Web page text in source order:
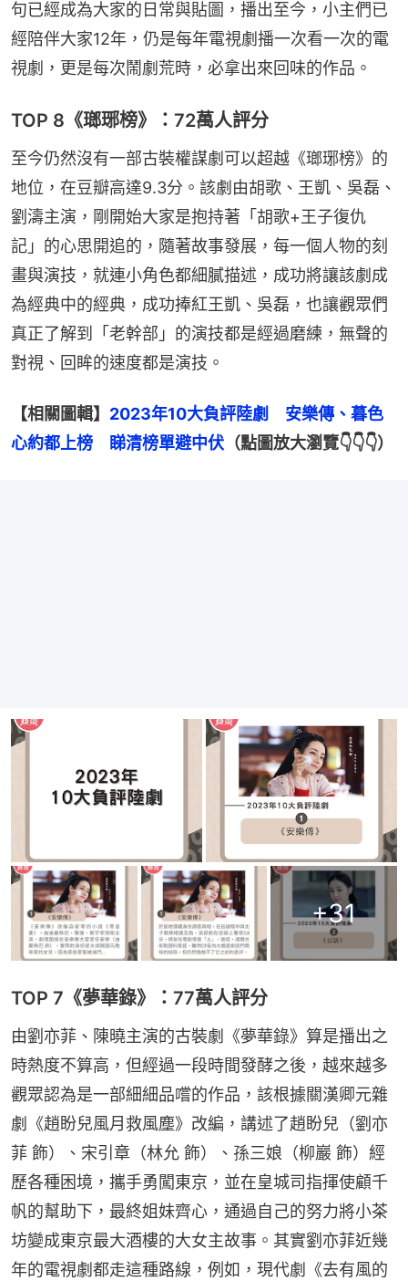
句已經成為大家的日常與貼圖，播出至今，小主們已
經陪伴大家12年，仍是每年電視劇播一次看一次的電
視劇，更是每次鬧劇荒時，必拿出來回味的作品。
TOP 8《瑯琊榜》：72萬人評分
至今仍然沒有一部古裝權謀劇可以超越《瑯琊榜》的
地位，在豆瓣高達9.3分。該劇由胡歌、王凱、吳磊、
劉濤主演，剛開始大家是抱持著「胡歌+王子復仇
記」的心思開追的，隨著故事發展，每一個人物的刻
畫與演技，就連小角色都細膩描述，成功將讓該劇成
為經典中的經典，成功捧紅王凱、吳磊，也讓觀眾們
真正了解到「老幹部」的演技都是經過磨練，無聲的
對視、回眸的速度都是演技。
【相關圖輯】 2023年10大負評陸劇　安樂傳、暮色
心約都上榜　睇清榜單避中伏 （點圖放大瀏覽👇👇👇）
+31
TOP 7《夢華錄》：77萬人評分
由劉亦菲、陳曉主演的古裝劇《夢華錄》算是播出之
時熱度不算高，但經過一段時間發酵之後，越來越多
觀眾認為是一部細細品嚐的作品，該根據關漢卿元雜
劇《趙盼兒風月救風塵》改編，講述了趙盼兒（劉亦
菲 飾）、宋引章（林允 飾）、孫三娘（柳巖 飾）經
歷各種困境，攜手勇闖東京，並在皇城司指揮使顧千
帆的幫助下，最終姐妹齊心，通過自己的努力將小茶
坊變成東京最大酒樓的大女主故事。其實劉亦菲近幾
年的電視劇都走這種路線，例如，現代劇《去有風的